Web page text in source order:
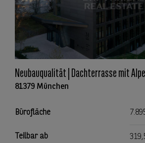
Neubauqualität | Dachterrasse mit
81379 München
Bürofläche
Teilbar ab